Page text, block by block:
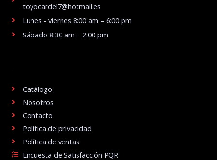
toyocardel7@hotmail.es
Lunes - viernes 8:00 am – 6:00 pm
Sábado 8:30 am – 2:00 pm
Catálogo
Nosotros
Contacto
Política de privacidad
Política de ventas
Encuesta de Satisfacción PQR